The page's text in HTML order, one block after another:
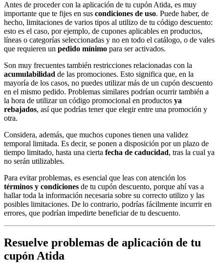
Antes de proceder con la aplicación de tu cupón Atida, es muy
importante que te fijes en sus condiciones de uso. Puede haber, de
hecho, limitaciones de varios tipos al utilizo de tu código descuento:
esto es el caso, por ejemplo, de cupones aplicables en productos,
líneas o categorías seleccionadas y no en todo el catálogo, o de vales
que requieren un pedido mínimo para ser activados.
Son muy frecuentes también restricciones relacionadas con la
acumulabilidad de las promociones. Esto significa que, en la
mayoría de los casos, no puedes utilizar más de un cupón descuento
en el mismo pedido. Problemas similares podrían ocurrir también a
la hora de utilizar un código promocional en productos ya
rebajados, así que podrías tener que elegir entre una promoción y
otra.
Considera, además, que muchos cupones tienen una validez
temporal limitada. Es decir, se ponen a disposición por un plazo de
tiempo limitado, hasta una cierta fecha de caducidad, tras la cual ya
no serán utilizables.
Para evitar problemas, es esencial que leas con atención los
términos y condiciones de tu cupón descuento, porque ahí vas a
hallar toda la información necesaria sobre su correcto utilizo y las
posibles limitaciones. De lo contrario, podrías fácilmente incurrir en
errores, que podrían impedirte beneficiar de tu descuento.
Resuelve problemas de aplicación de tu
cupón Atida